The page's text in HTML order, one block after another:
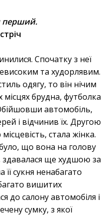
перший.
Спочатку з неї
та худорлявим.
одягу, то він нічим
місцях брудна, футболка
автомобіль,
і відчинив їх. Другою
стала жінка.
що вона на голову
здавалася ще худшою за
сукня ненабагато
вишитих
до салону автомобіля і
сумку, з якої